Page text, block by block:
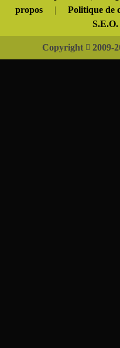
propos
| Politique de
S.E.O.
Copyright 2009-